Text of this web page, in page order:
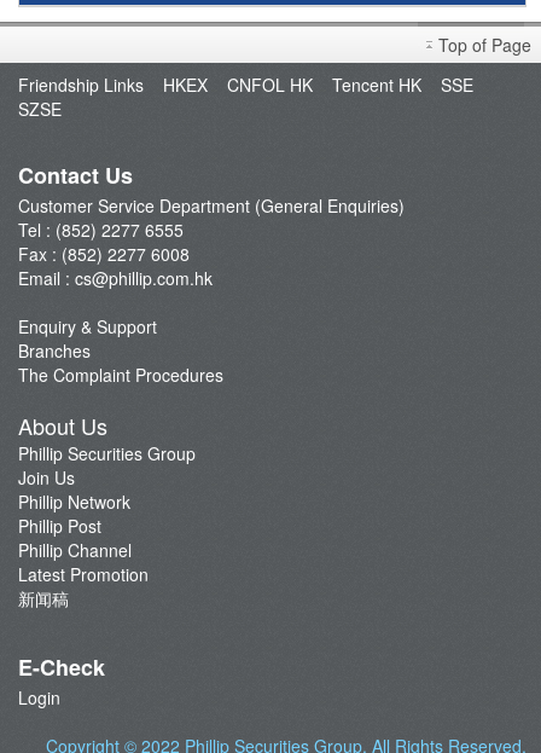
Phillip Securities Group
Branches
Join Us
Phillip Post
新闻稿
Top of Page
Friendship Links
HKEX CNFOL HK Tencent HK
SSE
SZSE
Contact Us
Customer Service Department (General Enquiries)
Tel : (852) 2277 6555
Fax : (852) 2277 6008
Email : cs@phillip.com.hk
Enquiry & Support
Branches
The Complaint Procedures
About Us
Phillip Securities Group
Join Us
Phillip Network
Phillip Post
Phillip Channel
Latest Promotion
新闻稿
E-Check
Login
Copyright © 2022 Phillip Securities Group. All Rights Reserved.